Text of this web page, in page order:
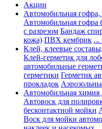
Акции
Автомобильная гофра,
Автомобильная гофра
с разрезом Бандаж
кожа) ПВХ кембрик ...
Клей, клеевые
Клей-герметик для
автомобильные
герметики Герметик
прокладок
Автомобильная химия
Автовоск для
бесконтактной мойки
Воск для мойки